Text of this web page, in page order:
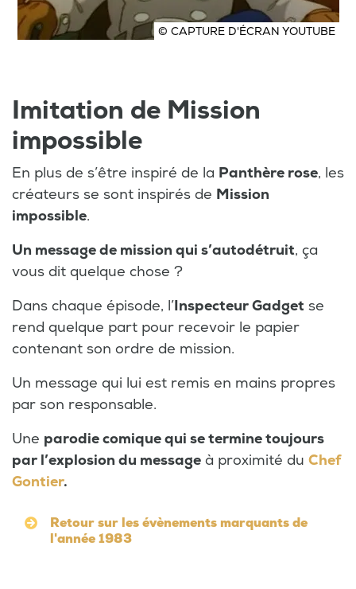
© CAPTURE D'ÉCRAN YOUTUBE
Imitation de Mission
impossible
En plus de s’être inspiré de la Panthère rose, les
créateurs se sont inspirés de Mission
impossible.
Un message de mission qui s’autodétruit, ça
vous dit quelque chose ?
Dans chaque épisode, l’Inspecteur Gadget se
rend quelque part pour recevoir le papier
contenant son ordre de mission.
Un message qui lui est remis en mains propres
par son responsable.
Une parodie comique qui se termine toujours
par l’explosion du message à proximité du Chef
Gontier.
Retour sur les évènements marquants de
l'année 1983